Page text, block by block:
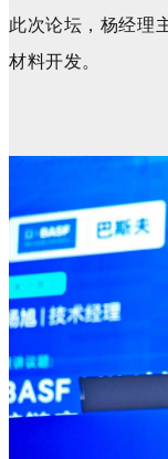
此次论坛，杨经理
材料开发。